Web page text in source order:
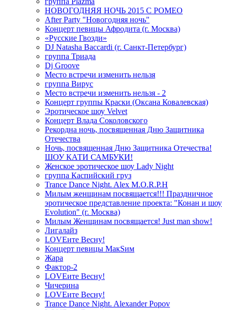
НОВОГОДНЯЯ НОЧЬ 2015 C РОМЕО
After Party "Новогодняя ночь"
Концерт певицы Афродита (г. Москва)
«Русские Гвозди»
DJ Natasha Baccardi (г. Санкт-Петербург)
группа Триада
Dj Groove
Место встречи изменить нельзя
группа Вирус
Место встречи изменить нельзя - 2
Концерт группы Краски (Оксана Ковалевская)
Эротическое шоу Velvet
Концерт Влада Соколовского
Рекордна ночь, посвященная Дню Защитника
Отечества
Ночь, посвященная Дню Защитника Отечества!
ШОУ КАТИ САМБУКИ!
Женское эротическое шоу Lady Night
группа Каспийский груз
Trance Dance Night. Alex M.O.R.P.H
Милым женщинам посвящается!!! Праздничное
эротическое представление проекта: "Конан и шоу
Evolution" (г. Москва)
Милым Женщинам посвящается! Just man show!
Лигалайз
LOVEите Весну!
Концерт певицы МакSим
Жара
Фактор-2
LOVEите Весну!
Чичерина
LOVEите Весну!
Trance Dance Night. Alexander Popov